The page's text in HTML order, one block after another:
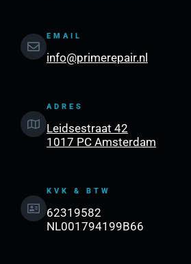
EMAIL
info@primerepair.nl
ADRES
Leidsestraat 42
1017 PC Amsterdam
KVK & BTW
62319582
NL001794199B66